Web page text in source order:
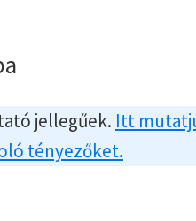
jellegűek. Itt
tényezőket.